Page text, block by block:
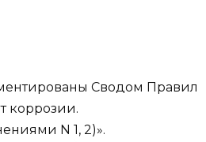
Сводом Правил
коррозии.
N 1, 2)».